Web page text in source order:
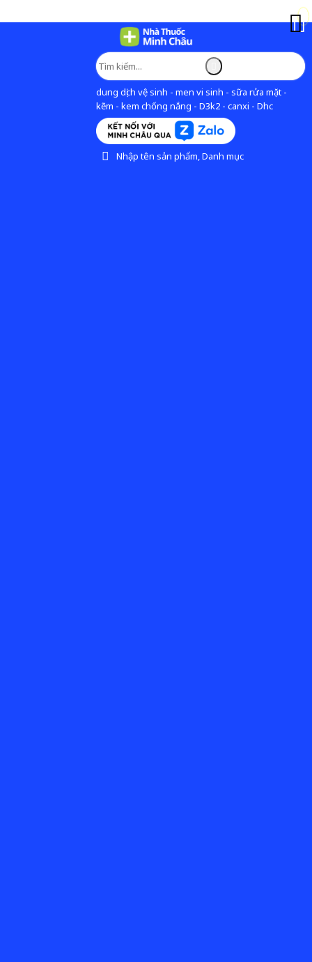
dung dịch vệ sinh - men vi sinh - sữa rửa mặt -
kẽm - kem chống nắng - D3k2 - canxi - Dhc
Nhập tên sản phẩm, Danh mục